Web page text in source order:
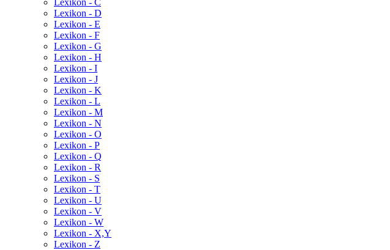
Lexikon - C
Lexikon - D
Lexikon - E
Lexikon - F
Lexikon - G
Lexikon - H
Lexikon - I
Lexikon - J
Lexikon - K
Lexikon - L
Lexikon - M
Lexikon - N
Lexikon - O
Lexikon - P
Lexikon - Q
Lexikon - R
Lexikon - S
Lexikon - T
Lexikon - U
Lexikon - V
Lexikon - W
Lexikon - X,Y
Lexikon - Z